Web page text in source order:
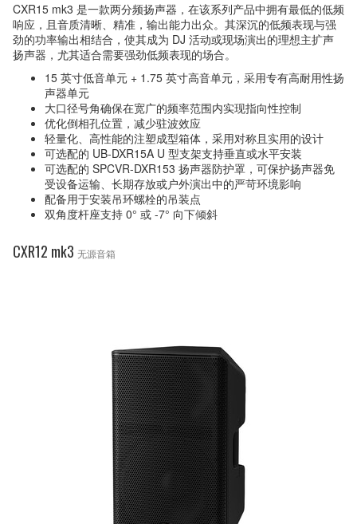
CXR15 mk3 是一款两分频扬声器，在该系列产品中拥有最低的低频
响应，且音质清晰、精准，输出能力出众。其深沉的低频表现与强
劲的功率输出相结合，使其成为 DJ 活动或现场演出的理想主扩声
扬声器，尤其适合需要强劲低频表现的场合。
15 英寸低音单元 + 1.75 英寸高音单元，采用专有高耐用性扬
声器单元
大口径号角确保在宽广的频率范围内实现指向性控制
优化倒相孔位置，减少驻波效应
轻量化、高性能的注塑成型箱体，采用对称且实用的设计
可选配的 UB-DXR15A U 型支架支持垂直或水平安装
可选配的 SPCVR-DXR153 扬声器防护罩，可保护扬声器免
受设备运输、长期存放或户外演出中的严苛环境影响
配备用于安装吊环螺栓的吊装点
双角度杆座支持 0° 或 -7° 向下倾斜
CXR12 mk3 无源音箱